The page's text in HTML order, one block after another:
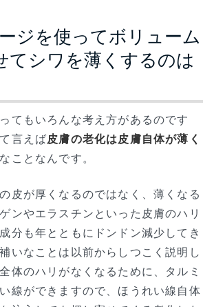
ジを使ってボリューム
てシワを薄くするのは
てもいろんな考え方があるのです
言えば皮膚の老化は皮膚自体が薄く
ことなんです。
皮が厚くなるのではなく、薄くなる
ンやエラスチンといった皮膚のハリ
分も年とともにドンドン減少してき
いなことは以前からしつこく説明し
体のハリがなくなるために、タルミ
線ができますので、ほうれい線自体